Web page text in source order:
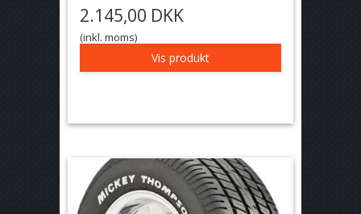
2.145,00 DKK
(inkl. moms)
Vis produkt